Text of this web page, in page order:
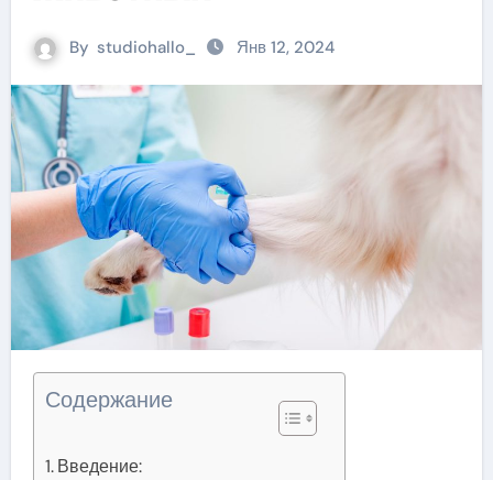
By studiohallo_ Янв 12, 2024
Содержание
Введение: